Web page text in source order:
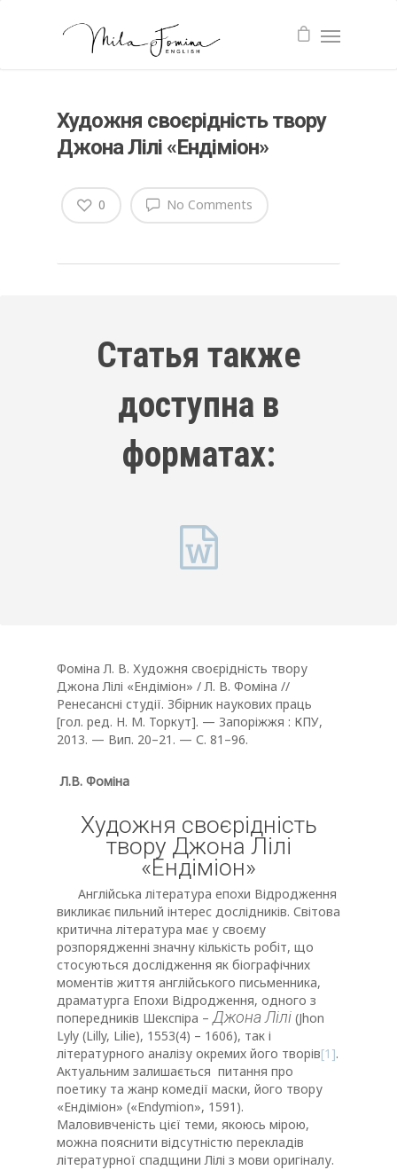
Художня своєрідність твору
Джона Лілі «Ендіміон»
No Comments
0
Статья также
доступна в
форматах:
Фоміна Л. В. Художня своєрідність твору
Джона Лілі «Ендіміон» / Л. В. Фоміна //
Ренесансні студії. Збірник наукових праць
[гол. ред. Н. М. Торкут]. — Запоріжжя : КПУ,
2013. — Вип. 20–21. — С. 81–96.
Л.В. Фоміна
Художня своєрідність
твору Джона Лілі
«Ендіміон»
Англійська література епохи Відродження
викликає пильний інтерес дослідників. Світова
критична література має у своєму
розпорядженні значну кількість робіт, що
стосуються дослідження як біографічних
моментів життя англійського письменника,
драматурга Епохи Відродження, одного з
попередників Шекспіра –Джона Лілі (Jhon
Lyly (Lilly, Lilie), 1553(4) – 1606), так і
літературного аналізу окремих його творів[1].
Актуальним залишається питання про
поетику та жанр комедії маски, його твору
«Ендіміон» («Endymion», 1591).
Маловивченість цієї теми, якоюсь мірою,
можна пояснити відсутністю перекладів
літературної спадщини Лілі з мови оригіналу.